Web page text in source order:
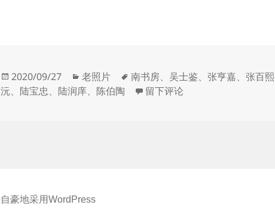
发
布
2020/09/27
分
类
老照片
标
签
南书房、 吴士鉴、张亨嘉、张百熙
沅、 陆宝忠、 陆润庠、 陈伯陶 于南书房翰林合影
留下评论
自豪地采用WordPress